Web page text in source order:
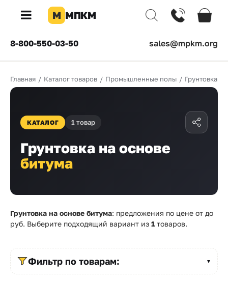
×
КОМПАНИЯ
Доставка
Оплата
Бренды
Прайс-
Проектировщикам
М МПКМ
8-800-550-03-50 sales@mpkm.org
Главная / Каталог товаров / Промышленные полы / Грунтовка
КАТАЛОГ 1 товар
Грунтовка на основе
битума
Грунтовка на основе битума: предложения по цене от до
руб. Выберите подходящий вариант из 1 товаров.
Фильтр по товарам: ▼